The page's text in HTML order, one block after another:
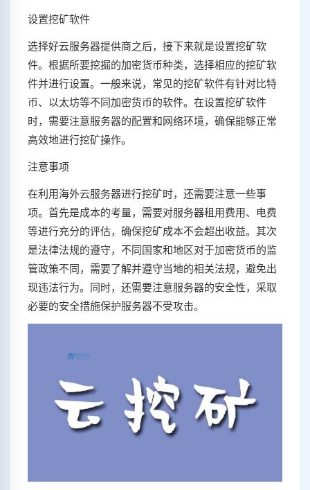
设置挖矿软件
选择好云服务器提供商之后，接下来就是设置挖矿软
件。根据所要挖掘的加密货币种类，选择相应的挖矿软
件并进行设置。一般来说，常见的挖矿软件有针对比特
币、以太坊等不同加密货币的软件。在设置挖矿软件
时，需要注意服务器的配置和网络环境，确保能够正常
高效地进行挖矿操作。
注意事项
在利用海外云服务器进行挖矿时，还需要注意一些事
项。首先是成本的考量，需要对服务器租用费用、电费
等进行充分的评估，确保挖矿成本不会超出收益。其次
是法律法规的遵守，不同国家和地区对于加密货币的监
管政策不同，需要了解并遵守当地的相关法规，避免出
现违法行为。同时，还需要注意服务器的安全性，采取
必要的安全措施保护服务器不受攻击。